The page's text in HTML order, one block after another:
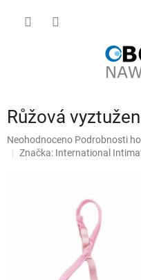
Růžová
Průměrné
hodnocení
Neohodnoceno Podrobnosti
Značka: International